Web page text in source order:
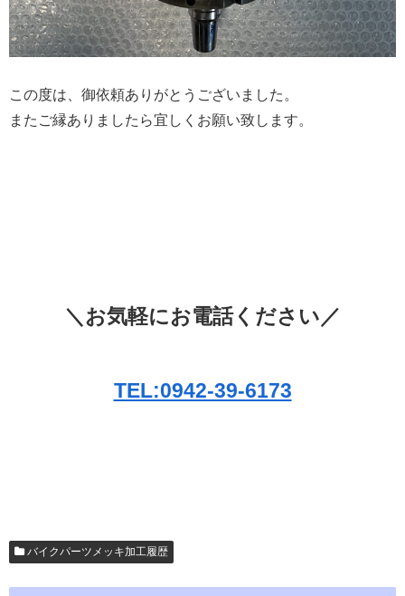
この度は、御依頼ありがとうございました。
またご縁ありましたら宜しくお願い致します。
＼お気軽にお電話ください／
TEL:0942-39-6173
バイクパーツメッキ加工履歴